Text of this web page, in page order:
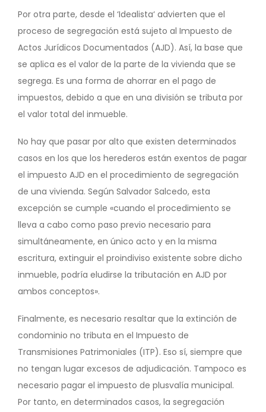
Por otra parte, desde el ‘Idealista‘ advierten que el
proceso de segregación está sujeto al Impuesto de
Actos Jurídicos Documentados (AJD). Así, la base que
se aplica es el valor de la parte de la vivienda que se
segrega. Es una forma de ahorrar en el pago de
impuestos, debido a que en una división se tributa por
el valor total del inmueble.
No hay que pasar por alto que existen determinados
casos en los que los herederos están exentos de pagar
el impuesto AJD en el procedimiento de segregación
de una vivienda. Según Salvador Salcedo, esta
excepción se cumple «cuando el procedimiento se
lleva a cabo como paso previo necesario para
simultáneamente, en único acto y en la misma
escritura, extinguir el proindiviso existente sobre dicho
inmueble, podría eludirse la tributación en AJD por
ambos conceptos».
Finalmente, es necesario resaltar que la extinción de
condominio no tributa en el Impuesto de
Transmisiones Patrimoniales (ITP). Eso sí, siempre que
no tengan lugar excesos de adjudicación. Tampoco es
necesario pagar el impuesto de plusvalía municipal.
Por tanto, en determinados casos, la segregación